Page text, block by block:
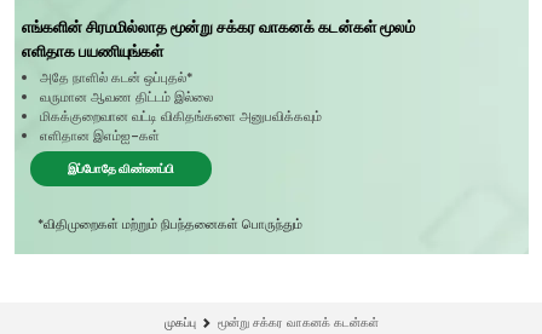
எங்களின் சிரமமில்லாத மூன்று சக்கர வாகனக் கடன்கள் மூலம்
எளிதாக பயணியுங்கள்
அதே நாளில் கடன் ஒப்புதல்*
வருமான ஆவண திட்டம் இல்லை
மிகக்குறைவான வட்டி விகிதங்களை அனுபவிக்கவும்
எளிதான இஎம்ஐ-கள்
இப்போதே விண்ணப்பி
*விதிமுறைகள் மற்றும் நிபந்தனைகள் பொருந்தும்
முகப்பு மூன்று சக்கர வாகனக் கடன்கள்